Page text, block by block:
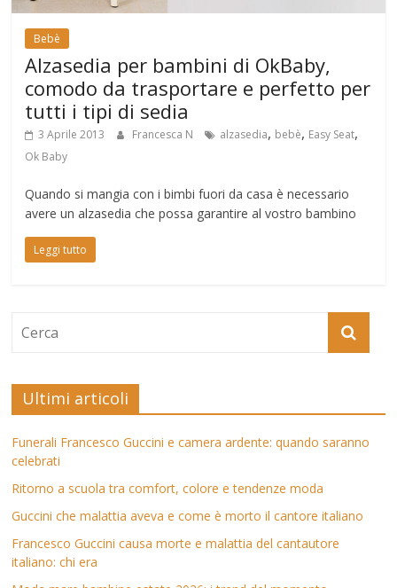
Bebè
Alzasedia per bambini di OkBaby,
comodo da trasportare e perfetto per
tutti i tipi di sedia
3 Aprile 2013 Francesca N alzasedia, bebè, Easy Seat,
Ok Baby
Quando si mangia con i bimbi fuori da casa è necessario
avere un alzasedia che possa garantire al vostro bambino
Leggi tutto
Ultimi articoli
Funerali Francesco Guccini e camera ardente: quando saranno
celebrati
Ritorno a scuola tra comfort, colore e tendenze moda
Guccini che malattia aveva e come è morto il cantore italiano
Francesco Guccini causa morte e malattia del cantautore
italiano: chi era